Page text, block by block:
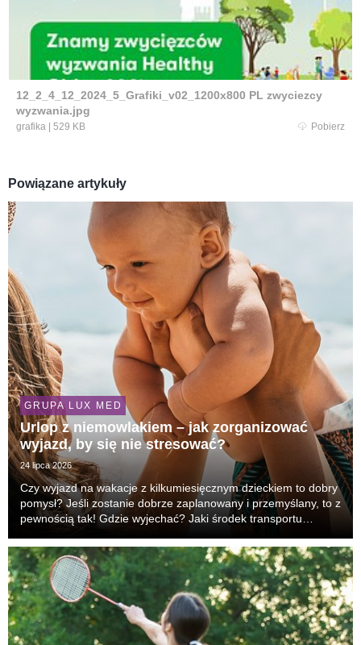
12_2_4_12_2024_5_Grafiki_v02_1200x800 PL zwyciezcy
wyzwania.jpg
grafika 529 KB Pobierz
Powiązane artykuły
GRUPA LUX MED
Urlop z niemowlakiem – jak zorganizować
wyjazd, by się nie stresować?
24 lipca 2026
Czy wyjazd na wakacje z kilkumiesięcznym dzieckiem to dobry
pomysł? Jeśli zostanie dobrze zaplanowany i przemyślany, to z
pewnością tak! Gdzie wyjechać? Jaki środek transportu
pytania odpowiada lek. Aneta Górska-Ko...